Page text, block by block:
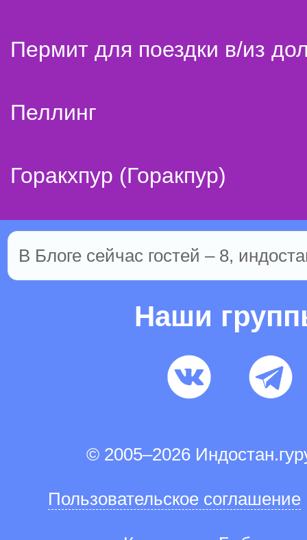
Пермит для поездки в/из
Пеллинг
Горакхпур (Горакпур)
В Блоге сейчас гостей – 8,
Наши
© 2005–2026
Пользовательское соглашение